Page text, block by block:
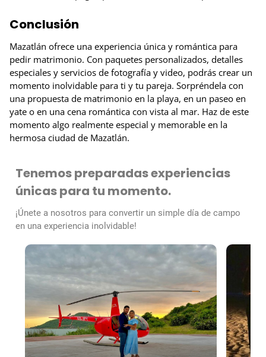
Conclusión
Mazatlán ofrece una experiencia única y romántica para
pedir matrimonio. Con paquetes personalizados, detalles
especiales y servicios de fotografía y video, podrás crear un
momento inolvidable para ti y tu pareja. Sorpréndela con
una propuesta de matrimonio en la playa, en un paseo en
yate o en una cena romántica con vista al mar. Haz de este
momento algo realmente especial y memorable en la
hermosa ciudad de Mazatlán.
Tenemos preparadas experiencias
únicas para tu momento.
¡Únete a nosotros para convertir un simple día de campo
en una experiencia inolvidable!